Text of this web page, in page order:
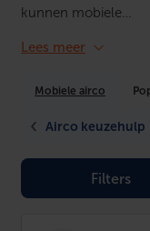
kunnen mobiele…
Lees meer
Mobiele airco
Airco keuzehulp
Filters